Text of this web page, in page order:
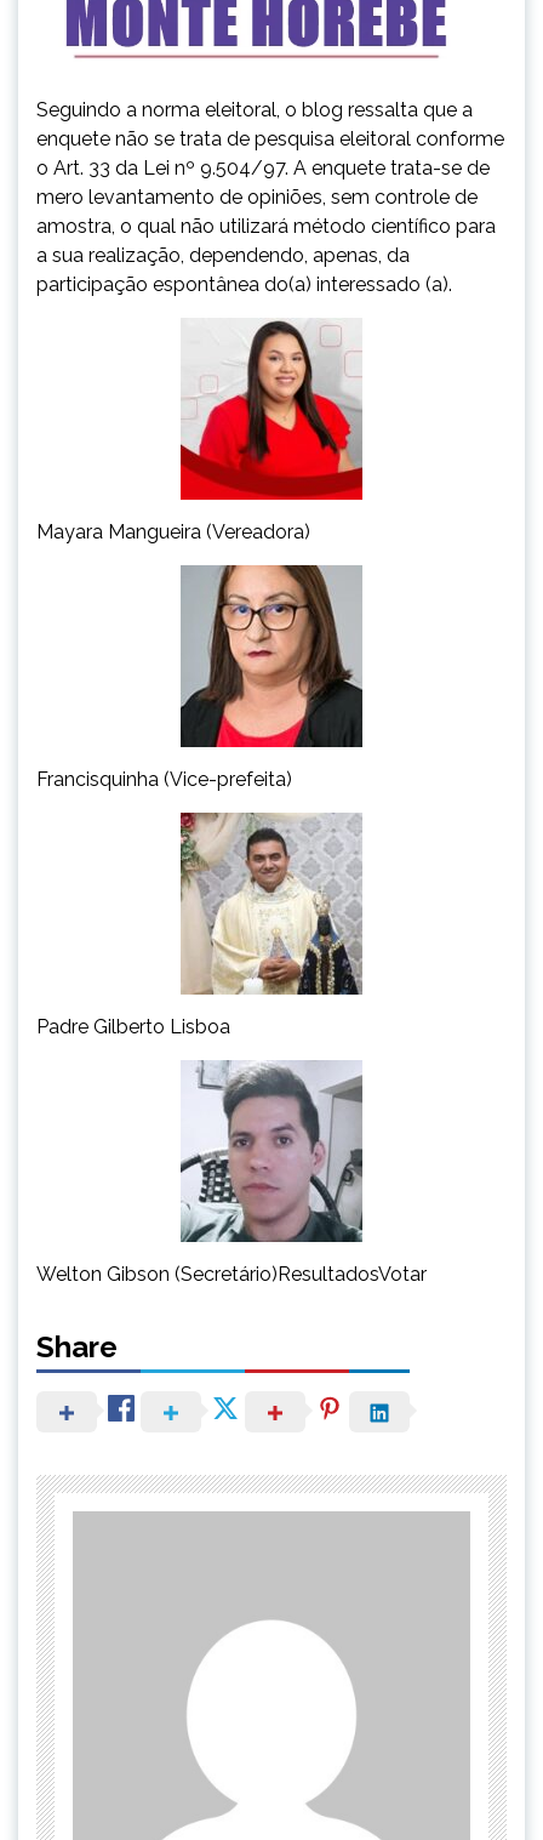
Seguindo a norma eleitoral, o blog ressalta que a
enquete não se trata de pesquisa eleitoral conforme
o Art. 33 da Lei nº 9.504/97. A enquete trata-se de
mero levantamento de opiniões, sem controle de
amostra, o qual não utilizará método científico para
a sua realização, dependendo, apenas, da
participação espontânea do(a) interessado (a).
Mayara Mangueira (Vereadora)
Francisquinha (Vice-prefeita)
Padre Gilberto Lisboa
Welton Gibson (Secretário)ResultadosVotar
Share